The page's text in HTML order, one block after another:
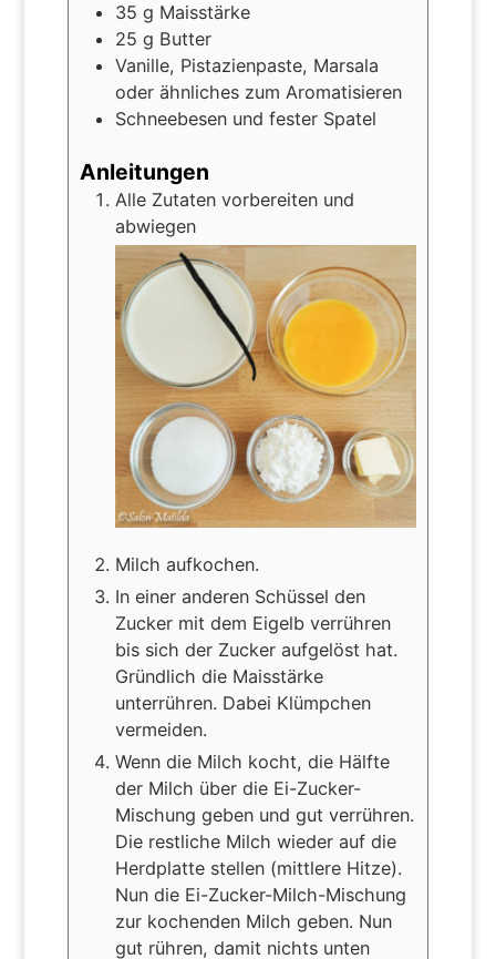
35 g Maisstärke
25 g Butter
Vanille, Pistazienpaste, Marsala
oder ähnliches zum Aromatisieren
Schneebesen und fester Spatel
Anleitungen
Alle Zutaten vorbereiten und
abwiegen
Milch aufkochen.
In einer anderen Schüssel den
Zucker mit dem Eigelb verrühren
bis sich der Zucker aufgelöst hat.
Gründlich die Maisstärke
unterrühren. Dabei Klümpchen
vermeiden.
Wenn die Milch kocht, die Hälfte
der Milch über die Ei-Zucker-
Mischung geben und gut verrühren.
Die restliche Milch wieder auf die
Herdplatte stellen (mittlere Hitze).
Nun die Ei-Zucker-Milch-Mischung
zur kochenden Milch geben. Nun
gut rühren, damit nichts unten